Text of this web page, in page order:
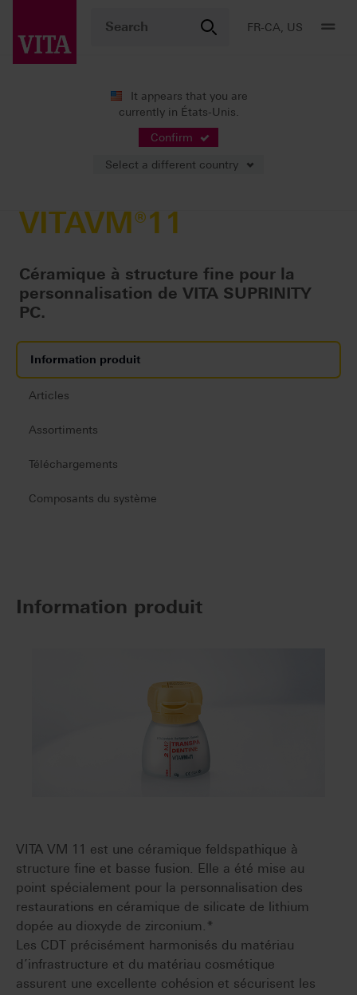
FR-CA, US
It appears that you are
currently in États-Unis.
Confirm
Select a different country
Stratification Céramo-céramique
VITAVM®11
Céramique à structure fine pour la
personnalisation de VITA SUPRINITY
PC.
Information produit
Articles
Assortiments
Téléchargements
Composants du système
Information produit
VITA VM 11 est une céramique feldspathique à
structure fine et basse fusion. Elle a été mise au
point spécialement pour la personnalisation des
restaurations en céramique de silicate de lithium
dopée au dioxyde de zirconium.*
Les CDT précisément harmonisés du matériau
d’infrastructure et du matériau cosmétique
assurent une excellente cohésion et sécurisent les